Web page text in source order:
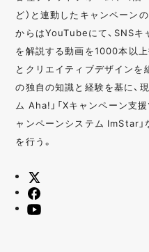
ど）と連動したキャンペーン
からはYouTubeにて、SNS
を解説する動画を1000本以
とクリエイティブデザインを
の独自の知識と経験を基に、
ム Aha!」「Xキャンペーン支
ャンペーンシステム ImStar
を行う。